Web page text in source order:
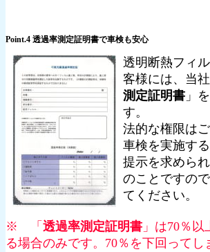
Point.4 透過率測定証明書で車検も安心
透明断熱フィ
客様には、当
測定証明書 」
す。
法的な権限は
車検を実施す
提示を求めら
のことですの
てください。
※ 「 透過率測定証明書 」は70％
る場合のみです。70％を下回ってし